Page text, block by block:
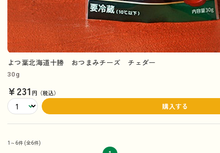
よつ葉北海道十勝 おつまみチーズ チェダー
30g
¥231 円（税込）
購入する
1～6件 (全6件)